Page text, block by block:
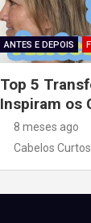
ANTES E DEPOIS
Top 5
Inspiram os
8 meses ago
Cabelos